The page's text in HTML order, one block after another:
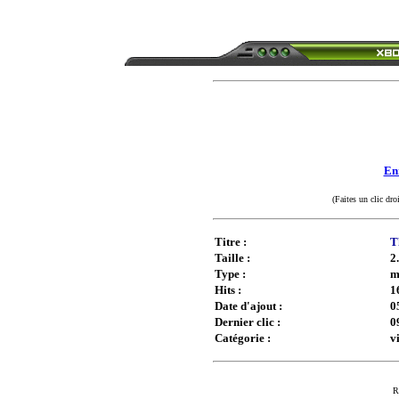
(Faites un clic
Titre :
Taille :
Type :
Hits :
Date d'ajout :
Dernier clic :
Catégorie :